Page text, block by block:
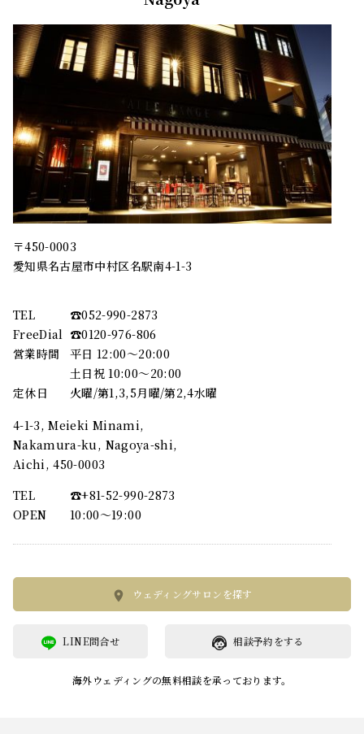
〒450-0003
愛知県名古屋市中村区名駅南4-1-3
TEL
☎︎052-990-2873
FreeDial ☎︎0120-976-806
営業時間
平日 12:00～20:00
土日祝 10:00～20:00
定休日
火曜/第1,3,5月曜/第2,4水曜
4-1-3, Meieki Minami,
Nakamura-ku, Nagoya-shi,
Aichi, 450-0003
TEL
☎︎+81-52-990-2873
OPEN
10:00〜19:00
ウェディングサロンを探す
相談予約をする
LINE問合せ
海外ウェディングの無料相談を承っております。